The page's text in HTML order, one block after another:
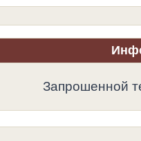
Запрошенной